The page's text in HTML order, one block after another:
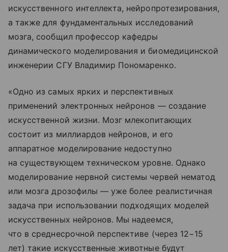
искусственного интеллекта, нейропротезирования,
а также для фундаментальных исследований
мозга, сообщил профессор кафедры
динамического моделирования и биомедицинской
инженерии СГУ Владимир Пономаренко.
«Одно из самых ярких и перспективных
применений электронных нейронов — создание
искусственной жизни. Мозг млекопитающих
состоит из миллиардов нейронов, и его
аппаратное моделирование недоступно
на существующем техническом уровне. Однако
моделирование нервной системы червей нематод
или мозга дрозофилы — уже более реалистичная
задача при использовании подходящих моделей
искусственных нейронов. Мы надеемся,
что в среднесрочной перспективе (через 12−15
лет) такие искусственные животные будут